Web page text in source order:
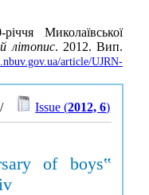
Миколаївської
літопис. 2012. Вип.
article/UJRN-
Issue (2012, 6)
of boys‟